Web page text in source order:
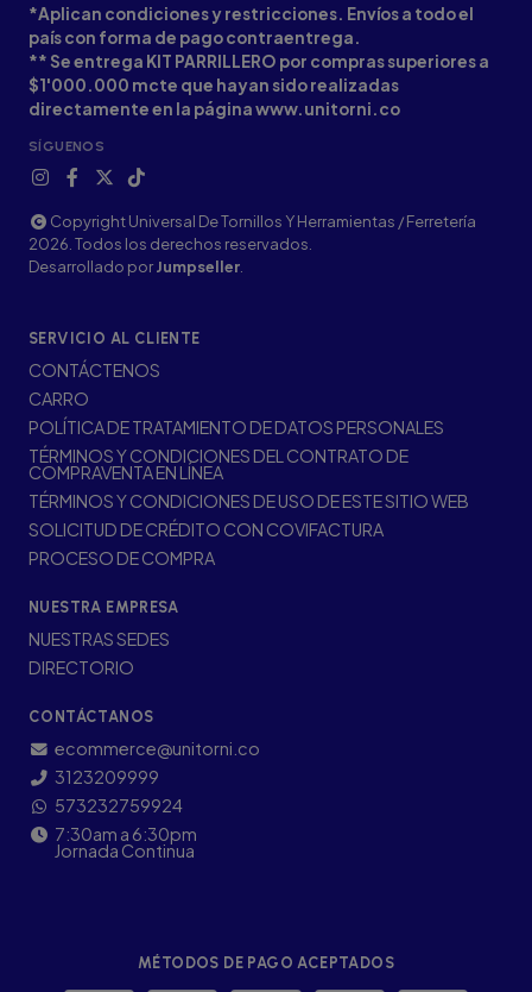
*Aplican condiciones y restricciones. Envíos a todo el
país con forma de pago contraentrega.
** Se entrega KIT PARRILLERO por compras superiores a
$1'000.000 mcte que hayan sido realizadas
directamente en la página www.unitorni.co
SÍGUENOS
Copyright Universal De Tornillos Y Herramientas / Ferretería
2026. Todos los derechos reservados.
Desarrollado porJumpseller
SERVICIO AL CLIENTE
CONTÁCTENOS
CARRO
POLÍTICA DE TRATAMIENTO DE DATOS PERSONALES
TÉRMINOS Y CONDICIONES DEL CONTRATO DE
COMPRAVENTA EN LÍNEA
TÉRMINOS Y CONDICIONES DE USO DE ESTE SITIO WEB
SOLICITUD DE CRÉDITO CON COVIFACTURA
PROCESO DE COMPRA
NUESTRA EMPRESA
NUESTRAS SEDES
DIRECTORIO
CONTÁCTANOS
ecommerce@unitorni.co
3123209999
573232759924
7:30am a 6:30pm
Jornada Continua
MÉTODOS DE PAGO ACEPTADOS